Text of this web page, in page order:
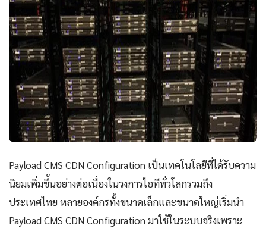
Payload CMS CDN Configuration เป็นเทคโนโลยีที่ได้รับความ
นิยมเพิ่มขึ้นอย่างต่อเนื่องในวงการไอทีทั่วโลกรวมถึง
ประเทศไทย หลายองค์กรทั้งขนาดเล็กและขนาดใหญ่เริ่มนำ
Payload CMS CDN Configuration มาใช้ในระบบจริงเพราะ